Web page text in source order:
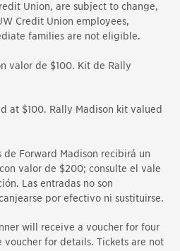
Union, are subject to change,
Credit Union employees,
families are not eligible.
valor de $100. Kit de Rally
at $100. Rally Madison kit valued
Forward Madison recibirá un
valor de $200; consulte el vale
Las entradas no son
por efectivo ni sustituirse.
will receive a voucher for four
for details. Tickets are not